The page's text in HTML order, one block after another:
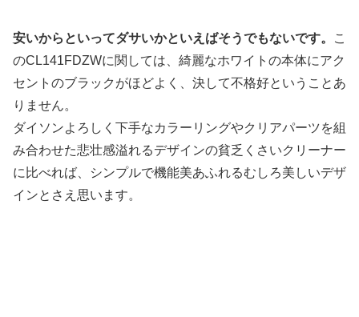
安いからといってダサいかといえばそうでもないです。
こ
のCL141FDZWに関しては、綺麗なホワイトの本体にアク
セントのブラックがほどよく、決して不格好ということあ
りません。
ダイソンよろしく下手なカラーリングやクリアパーツを組
み合わせた悲壮感溢れるデザインの貧乏くさいクリーナー
に比べれば、シンプルで機能美あふれるむしろ美しいデザ
インとさえ思います。